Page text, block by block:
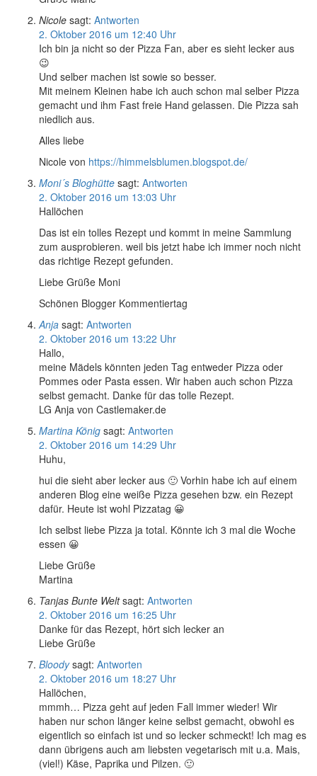
Nicole sagt: Antworten
2. Oktober 2016 um 12:40 Uhr
Ich bin ja nicht so der Pizza Fan, aber es sieht lecker aus
😉
Und selber machen ist sowie so besser.
Mit meinem Kleinen habe ich auch schon mal selber Pizza
gemacht und ihm Fast freie Hand gelassen. Die Pizza sah
niedlich aus.
Alles liebe
Nicole von https://himmelsblumen.blogspot.de/
Moni´s Bloghütte sagt: Antworten
2. Oktober 2016 um 13:03 Uhr
Hallöchen
Das ist ein tolles Rezept und kommt in meine Sammlung
zum ausprobieren. weil bis jetzt habe ich immer noch nicht
das richtige Rezept gefunden.
Liebe Grüße Moni
Schönen Blogger Kommentiertag
Anja sagt: Antworten
2. Oktober 2016 um 13:22 Uhr
Hallo,
meine Mädels könnten jeden Tag entweder Pizza oder
Pommes oder Pasta essen. Wir haben auch schon Pizza
selbst gemacht. Danke für das tolle Rezept.
LG Anja von Castlemaker.de
Martina König sagt: Antworten
2. Oktober 2016 um 14:29 Uhr
Huhu,
hui die sieht aber lecker aus 🙂 Vorhin habe ich auf einem
anderen Blog eine weiße Pizza gesehen bzw. ein Rezept
dafür. Heute ist wohl Pizzatag 😀
Ich selbst liebe Pizza ja total. Könnte ich 3 mal die Woche
essen 😀
Liebe Grüße
Martina
Tanjas Bunte Welt sagt: Antworten
2. Oktober 2016 um 16:25 Uhr
Danke für das Rezept, hört sich lecker an
Liebe Grüße
Bloody sagt: Antworten
2. Oktober 2016 um 18:27 Uhr
Hallöchen,
mmmh… Pizza geht auf jeden Fall immer wieder! Wir
haben nur schon länger keine selbst gemacht, obwohl es
eigentlich so einfach ist und so lecker schmeckt! Ich mag es
dann übrigens auch am liebsten vegetarisch mit u.a. Mais,
(viel!) Käse, Paprika und Pilzen. 🙂